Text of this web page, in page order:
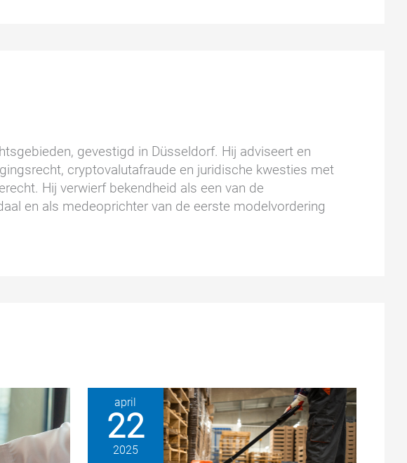
gevestigd in Düsseldorf. Hij adviseert en
cryptovalutafraude en juridische kwesties met
Hij verwierf bekendheid als een van de
en als medeoprichter van de eerste modelvordering
april
22
2025